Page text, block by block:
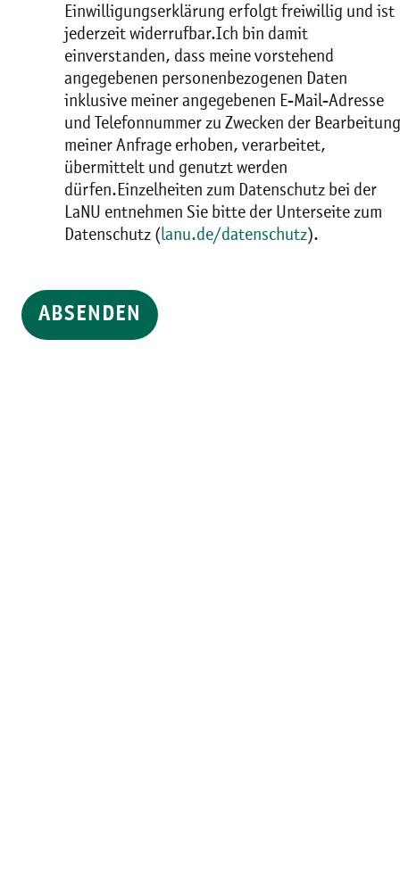
Einwilligungserklärung erfolgt freiwillig und ist
jederzeit widerrufbar.Ich bin damit
einverstanden, dass meine vorstehend
angegebenen personenbezogenen Daten
inklusive meiner angegebenen E-Mail-Adresse
und Telefonnummer zu Zwecken der Bearbeitung
meiner Anfrage erhoben, verarbeitet,
übermittelt und genutzt werden
dürfen.Einzelheiten zum Datenschutz bei der
LaNU entnehmen Sie bitte der Unterseite zum
Datenschutz (lanu.de/datenschutz).
ABSENDEN